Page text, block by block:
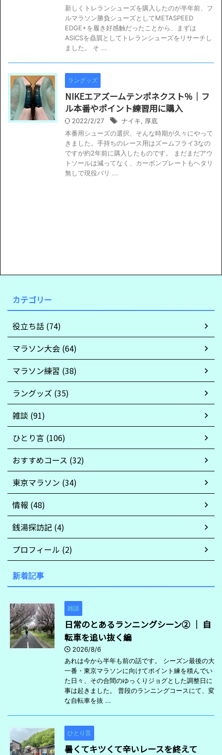
新しくトレランシューズを購入したのが半年前、フ
ルマラソン勝負シューズとしてMETASPEED
EDGE+を履き好感触だったことから、まずは
ASICSを贔屓としてトレランシューズをリサーチし
ました。 そ ...
ラングッズ
NIKEエアズームテンポネクスト％｜フ
ル本番やポイント練習用に購入
2022/2/27 ナイキ, 厚底
本番用シューズの選択、そんな時期が久々にやって
きました。手持ちのレース用はズームフライ3なの
ですが約2年前に購入したものです。 まだまだアウ
トソールは減ってなく、カーボンプレートもヘタリ
無しで現役バリ ...
カテゴリー
役立ち話 (74)
マラソン大会 (64)
マラソン練習 (38)
ラングッズ (35)
雑談 (91)
ひとり言 (106)
おすすめコース (32)
東京マラソン (34)
情報 (48)
銭湯探訪記 (4)
プロフィール (2)
新着記事
雑談
日常のとあるランニングシーン② ｜ 自
転車を追い抜く編
2026/8/6
あれは今から半年も前の話です。 シーズン最後の大
一番・東京マラソンに向けてポイント練を積んでい
た日々、その合間のゆっくりジョグとした調整日に
事は起きました。 普段のランニングコースにて、変
な自転車を抜 ...
ひとり言
暑くてキツくて辛いレースを終えて